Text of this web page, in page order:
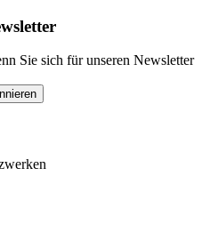
Sie sich für unseren Newsletter